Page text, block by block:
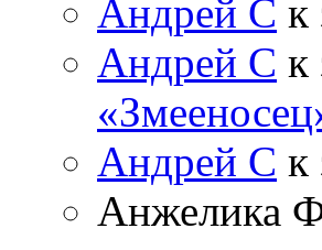
Андрей С к
Андрей С к
Андрей С к
Анжелика